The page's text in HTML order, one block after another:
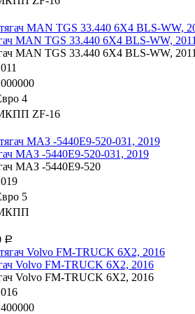
MAN TGS 33.440 6X4 BLS-WW,
MAN TGS 33.440 6X4 BLS-WW,
4
ZF-16
МАЗ -5440Е9-520-031, 2019
МАЗ -5440Е9-520
5
Р
Volvo FM-TRUCK 6X2, 2016
Volvo FM-TRUCK 6X2, 2016